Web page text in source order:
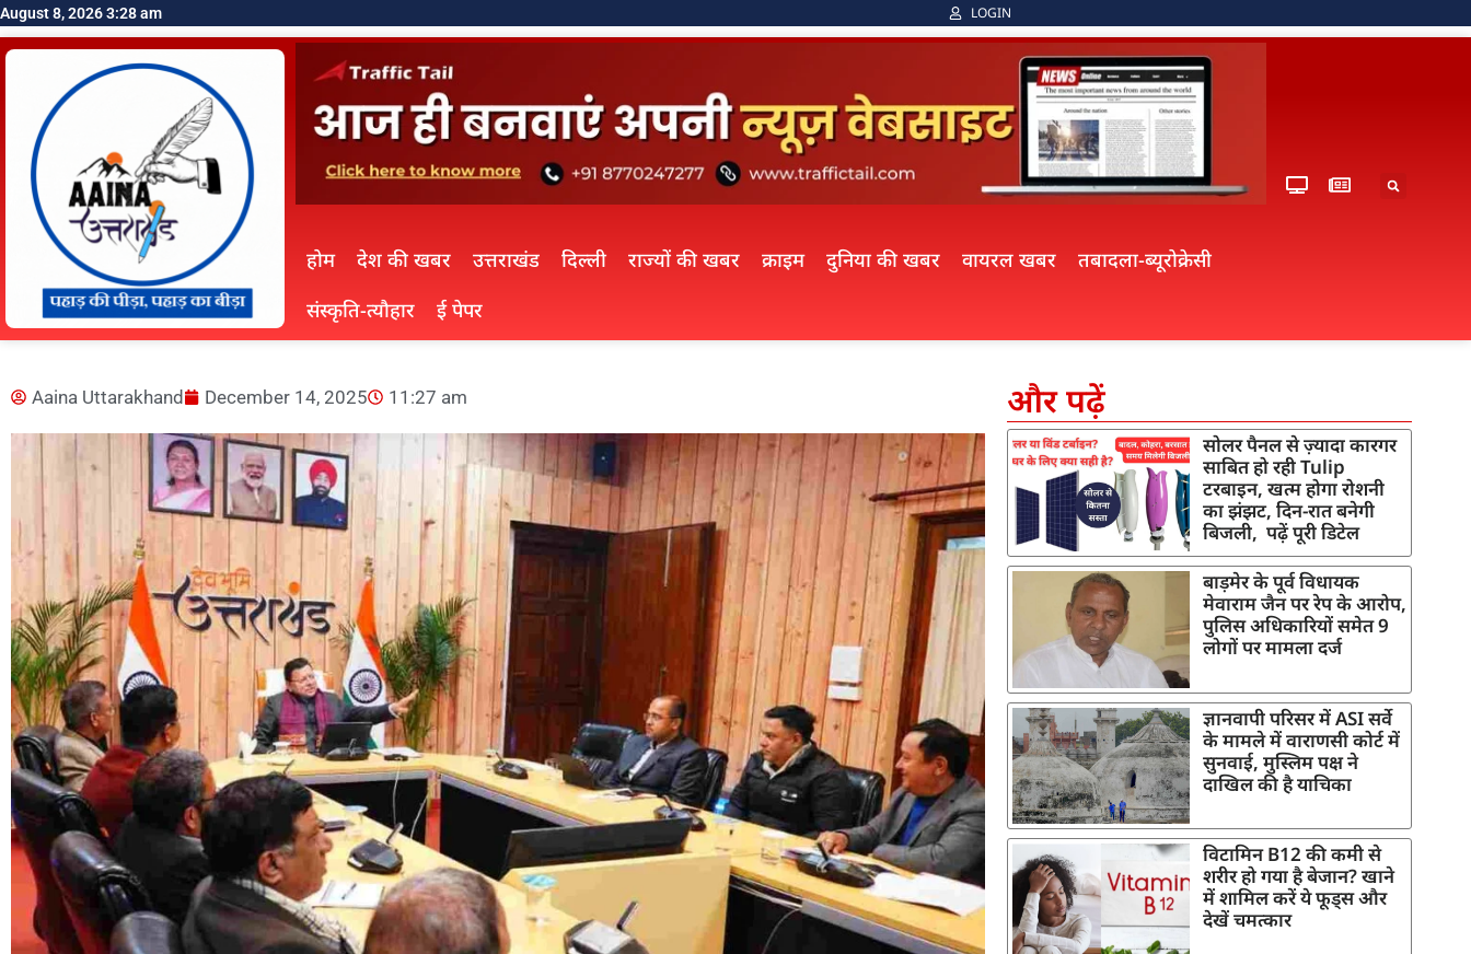
August 8, 2026 3:28 am LOGIN
होम देश की खबर उत्तराखंड दिल्ली राज्यों की खबर क्राइम दुनिया की खबर वायरल खबर
तबादला-ब्यूरोक्रेसी
संस्कृति-त्यौहार
ई पेपर
Aaina Uttarakhand December 14, 2025 11:27 am और पढ़ें
सोलर पैनल से ज़्यादा कारगर
साबित हो रही Tulip
टरबाइन, खत्म होगा रोशनी
का झंझट, दिन-रात बनेगी
बिजली, पढ़ें पूरी डिटेल
बाड़मेर के पूर्व विधायक
मेवाराम जैन पर रेप के आरोप,
पुलिस अधिकारियों समेत 9
लोगों पर मामला दर्ज
ज्ञानवापी परिसर में ASI सर्वे
के मामले में वाराणसी कोर्ट में
सुनवाई, मुस्लिम पक्ष ने
दाखिल की है याचिका
विटामिन B12 की कमी से
शरीर हो गया है बेजान? खाने
में शामिल करें ये फूड्स और
देखें चमत्कार